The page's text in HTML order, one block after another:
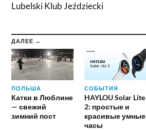
Lubelski Klub Jeździecki
ДАЛЕЕ →
ПОЛЬША
Катки в Люблине
— свежий
зимний пост
СОБЫТИЯ
HAYLOU Solar Lite
2: простые и
красивые умные
часы